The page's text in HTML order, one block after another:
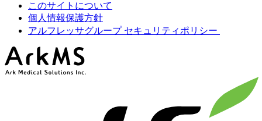
このサイトについて
個人情報保護方針
アルフレッサグループ セキュリティポリシー